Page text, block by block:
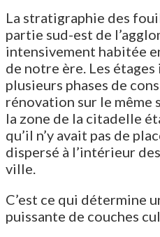
La stratigraphie des
partie sud-est de
intensivement habitée
de notre ère. Les
plusieurs phases de
rénovation sur le même
la zone de la citadelle
qu’il n’y avait pas de
dispersé à l’intérieur
ville.
C’est ce qui détermine
puissante de couches